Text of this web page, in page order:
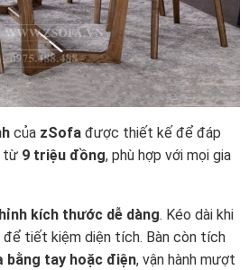
của zSofa được thiết kế để đáp
từ 9 triệu đồng, phù hợp với mọi gia
kích thước dễ dàng. Kéo dài khi
để tiết kiệm diện tích. Bàn còn tích
bằng tay hoặc điện, vận hành mượt